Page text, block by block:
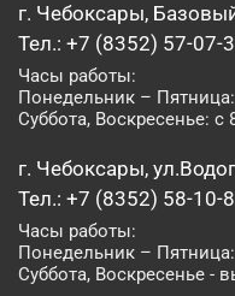
г. Чебоксары,
Тел.: +7 (8352) 57-07-
Часы работы:
Понедельник –
Суббота, Воскресенье: с
г. Чебоксары,
Тел.: +7 (8352) 58-10-
Часы работы:
Понедельник –
Суббота, Воскресенье -